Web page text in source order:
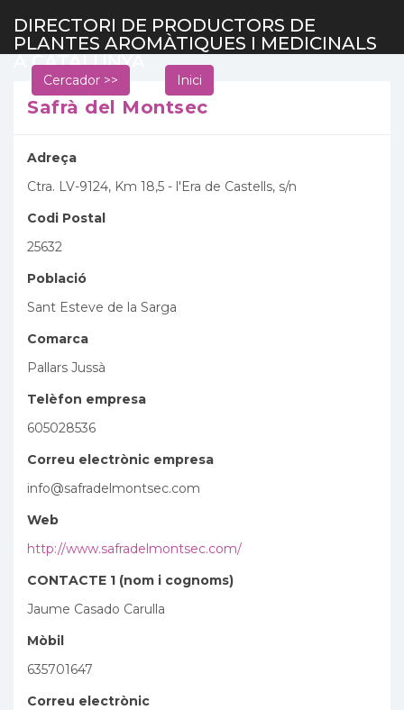
DIRECTORI DE PRODUCTORS DE
PLANTES AROMÀTIQUES I MEDICINALS
A CATALUNYA
Cercador >> Inici
Safrà del Montsec
Adreça
Ctra. LV-9124, Km 18,5 - l'Era de Castells, s/n
Codi Postal
25632
Població
Sant Esteve de la Sarga
Comarca
Pallars Jussà
Telèfon empresa
605028536
Correu electrònic empresa
info@safradelmontsec.com
Web
http://www.safradelmontsec.com/
CONTACTE 1 (nom i cognoms)
Jaume Casado Carulla
Mòbil
635701647
Correu electrònic